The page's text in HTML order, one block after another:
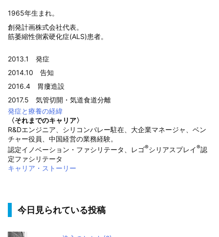
1965年生まれ。
創発計画株式会社代表。
筋萎縮性側索硬化症(ALS)患者。
2013.1 発症
2014.10 告知
2016.4 胃瘻造設
2017.5 気管切開・気道食道分離
発症と療養の経緯
〈それまでのキャリア〉
R&Dエンジニア、シリコンバレー駐在、大企業マネージャ、ベン
チャー役員、中国経営の業務経験。
認定イノベーション・ファシリテータ、レゴ®シリアスプレイ®認
定ファシリテータ
キャリア・ストーリー
今日見られている投稿